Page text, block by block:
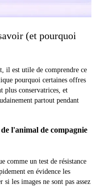
(et pourquoi
il est utile de comprendre ce
pourquoi certaines offres
plus conservatrices, et
partout pendant
l'animal de compagnie
comme un test de résistance
en évidence les
les images ne sont pas assez